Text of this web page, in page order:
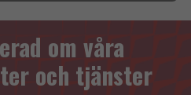
om våra
och tjänster